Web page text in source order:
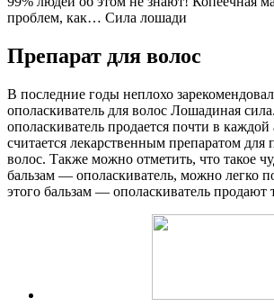
проблем, как… Сила лошади
Препарат для волос
В последние годы неплохо
ополаскиватель для волос Лошадиная
ополаскиватель продается почти в каждой
считается лекарственным препаратом
волос. Также можно отметить, что такое
бальзам — ополаскиватель, можно легко
этого бальзам — ополаскиватель продают